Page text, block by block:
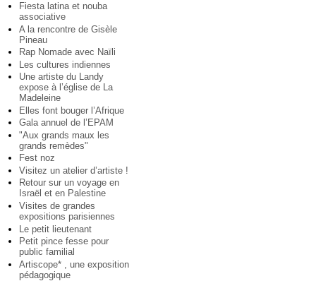
Fiesta latina et nouba
associative
A la rencontre de Gisèle
Pineau
Rap Nomade avec Naïli
Les cultures indiennes
Une artiste du Landy
expose à l’église de La
Madeleine
Elles font bouger l’Afrique
Gala annuel de l’EPAM
"Aux grands maux les
grands remèdes"
Fest noz
Visitez un atelier d’artiste !
Retour sur un voyage en
Israël et en Palestine
Visites de grandes
expositions parisiennes
Le petit lieutenant
Petit pince fesse pour
public familial
Artiscope* , une exposition
pédagogique